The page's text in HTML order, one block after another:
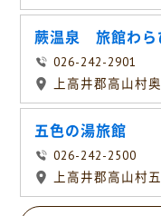
蕨温泉 旅館わら
026-242-2901
上高井郡高山村
五色の湯旅館
026-242-2500
上高井郡高山村